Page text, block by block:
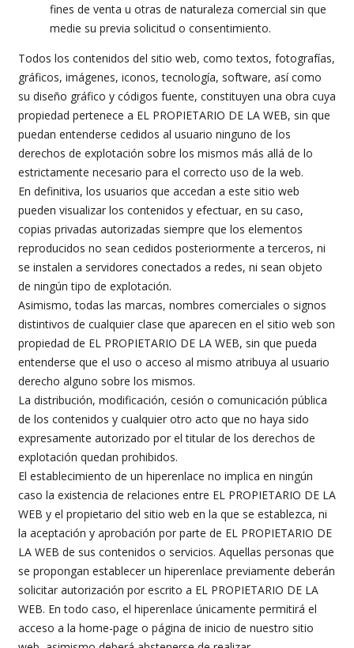
fines de venta u otras de naturaleza comercial sin que
medie su previa solicitud o consentimiento.
Todos los contenidos del sitio web, como textos, fotografías,
gráficos, imágenes, iconos, tecnología, software, así como
su diseño gráfico y códigos fuente, constituyen una obra cuya
propiedad pertenece a EL PROPIETARIO DE LA WEB, sin que
puedan entenderse cedidos al usuario ninguno de los
derechos de explotación sobre los mismos más allá de lo
estrictamente necesario para el correcto uso de la web.
En definitiva, los usuarios que accedan a este sitio web
pueden visualizar los contenidos y efectuar, en su caso,
copias privadas autorizadas siempre que los elementos
reproducidos no sean cedidos posteriormente a terceros, ni
se instalen a servidores conectados a redes, ni sean objeto
de ningún tipo de explotación.
Asimismo, todas las marcas, nombres comerciales o signos
distintivos de cualquier clase que aparecen en el sitio web son
propiedad de EL PROPIETARIO DE LA WEB, sin que pueda
entenderse que el uso o acceso al mismo atribuya al usuario
derecho alguno sobre los mismos.
La distribución, modificación, cesión o comunicación pública
de los contenidos y cualquier otro acto que no haya sido
expresamente autorizado por el titular de los derechos de
explotación quedan prohibidos.
El establecimiento de un hiperenlace no implica en ningún
caso la existencia de relaciones entre EL PROPIETARIO DE LA
WEB y el propietario del sitio web en la que se establezca, ni
la aceptación y aprobación por parte de EL PROPIETARIO DE
LA WEB de sus contenidos o servicios. Aquellas personas que
se propongan establecer un hiperenlace previamente deberán
solicitar autorización por escrito a EL PROPIETARIO DE LA
WEB. En todo caso, el hiperenlace únicamente permitirá el
acceso a la home-page o página de inicio de nuestro sitio